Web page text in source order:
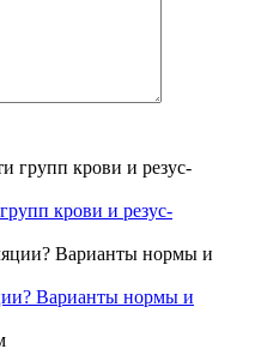
крови и резус-
Варианты нормы и